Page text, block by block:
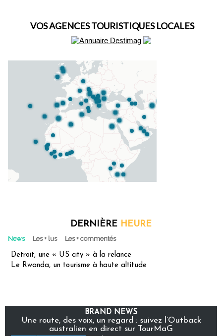
VOS AGENCES TOURISTIQUES LOCALES
DERNIÈRE HEURE
News Les + lus Les + commentés
Detroit, une « US city » à la relance
Le Rwanda, un tourisme à haute altitude
BRAND NEWS
Une route, des voix, un regard : suivez l’Outback
australien en direct sur TourMaG